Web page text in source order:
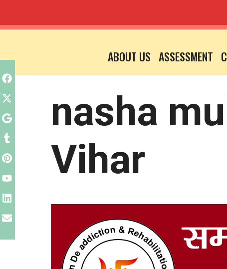
Skip
content
ABOUT US ASSESSMENT
nasha
Vihar